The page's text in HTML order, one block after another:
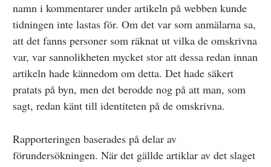
namn i kommentarer under artikeln på webben kunde
tidningen inte lastas för. Om det var som anmälarna sa,
att det fanns personer som räknat ut vilka de omskrivna
var, var sannolikheten mycket stor att dessa redan innan
artikeln hade kännedom om detta. Det hade säkert
pratats på byn, men det berodde nog på att man, som
sagt, redan känt till identiteten på de omskrivna.
Rapporteringen baserades på delar av
förundersökningen. När det gällde artiklar av det slaget